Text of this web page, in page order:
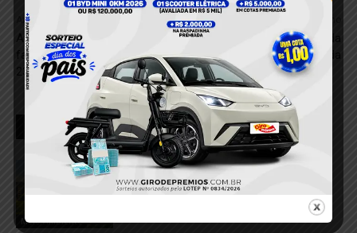
Anterior
Avião roubado no garimpo
faz pouso forçado na BR-
230
Homem esfaqueia namorada
e tenta tirar a própria vida
RELACIONADOS
Meio Ambiente
Operação da Polícia Federal mira
esquema de destruição ambiental em
Uruará